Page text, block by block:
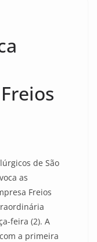
de São
as
Freios
feira (2). A
a primeira